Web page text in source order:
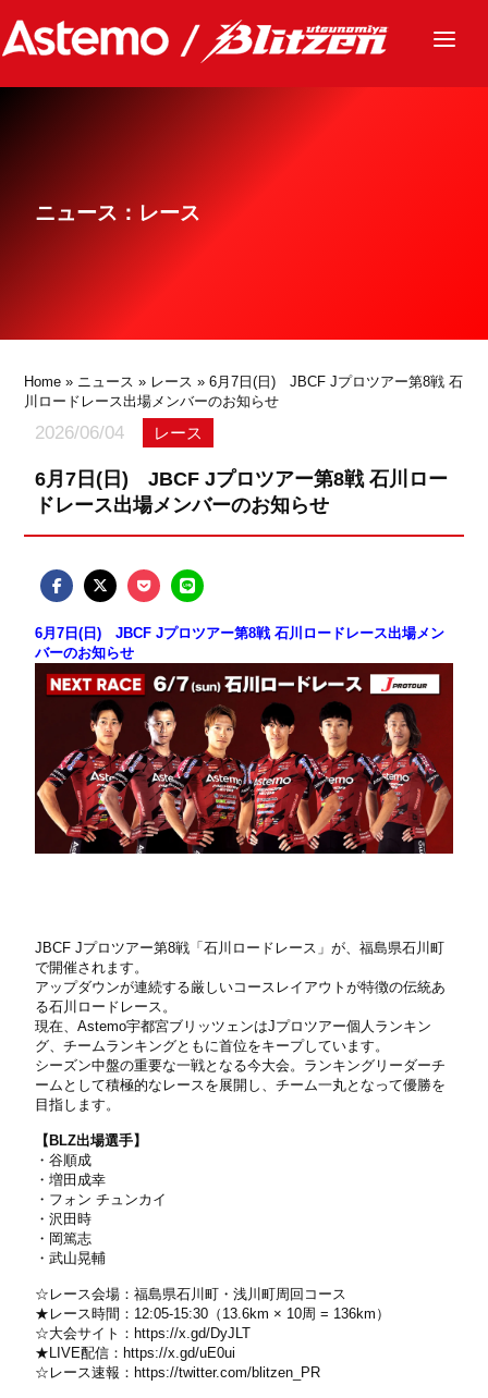
ニュース
グッズ
ニュース：レース
Home » ニュース » レース » 6月7日(日) JBCF Jプロツアー第8戦 石
川ロードレース出場メンバーのお知らせ
2026/06/04 レース
6月7日(日) JBCF Jプロツアー第8戦 石川ロー
ドレース出場メンバーのお知らせ
6月7日(日) JBCF Jプロツアー第8戦 石川ロードレース出場メン
バーのお知らせ
JBCF Jプロツアー第8戦「石川ロードレース」が、福島県石川町
で開催されます。
アップダウンが連続する厳しいコースレイアウトが特徴の伝統あ
る石川ロードレース。
現在、Astemo宇都宮ブリッツェンはJプロツアー個人ランキン
グ、チームランキングともに首位をキープしています。
シーズン中盤の重要な一戦となる今大会。ランキングリーダーチ
ームとして積極的なレースを展開し、チーム一丸となって優勝を
目指します。
【BLZ出場選手】
・谷順成
・増田成幸
・フォン チュンカイ
・沢田時
・岡篤志
・武山晃輔
☆レース会場：福島県石川町・浅川町周回コース
★レース時間：12:05-15:30（13.6km × 10周 = 136km）
☆大会サイト： https://x.gd/DyJLT
★LIVE配信： https://x.gd/uE0ui
☆レース速報： https://twitter.com/blitzen_PR